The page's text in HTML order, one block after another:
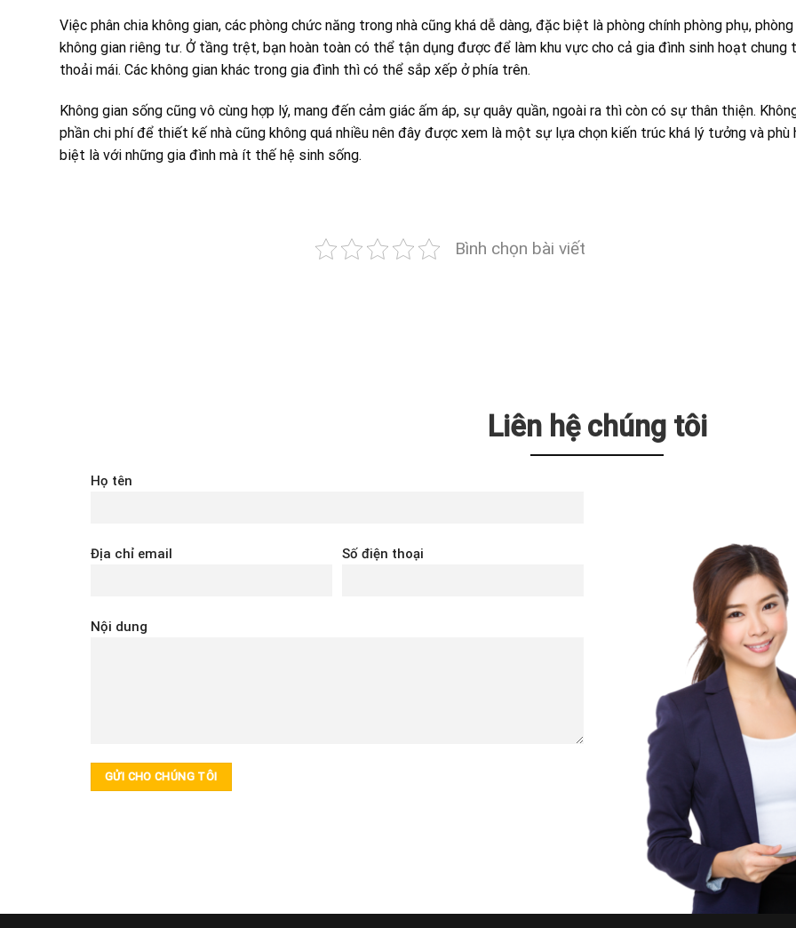
Việc phân chia không gian, các phòng chức năng trong nhà cũng khá dễ dàng, đặc biệt là phòng chính phòng phụ,
không gian riêng tư. Ở tầng trệt, bạn hoàn toàn có thể tận dụng được để làm khu vực cho cả gia đình sinh hoạt chung
thoải mái. Các không gian khác trong gia đình thì có thể sắp xếp ở phía trên.
Không gian sống cũng vô cùng hợp lý, mang đến cảm giác ấm áp, sự quây quần, ngoài ra thì còn có sự thân thiện.
phần chi phí để thiết kế nhà cũng không quá nhiều nên đây được xem là một sự lựa chọn kiến trúc khá lý tưởng và phù
biệt là với những gia đình mà ít thế hệ sinh sống.
Bình chọn bài viết
Liên hệ chúng tôi
Họ tên
Địa chỉ email Số điện thoại
Nội dung